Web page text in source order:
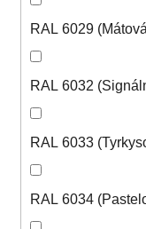
RAL 6029
RAL 6032
RAL 6033
RAL 6034